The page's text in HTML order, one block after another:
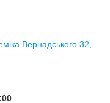
Вернадського 32,